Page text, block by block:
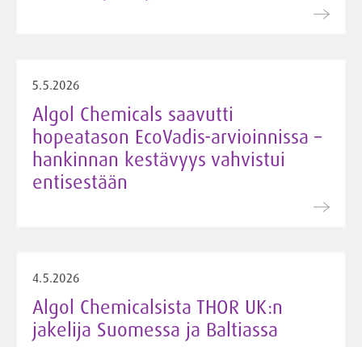
5.5.2026
Algol Chemicals saavutti
hopeatason EcoVadis-arvioinnissa –
hankinnan kestävyys vahvistui
entisestään
4.5.2026
Algol Chemicalsista THOR UK:n
jakelija Suomessa ja Baltiassa